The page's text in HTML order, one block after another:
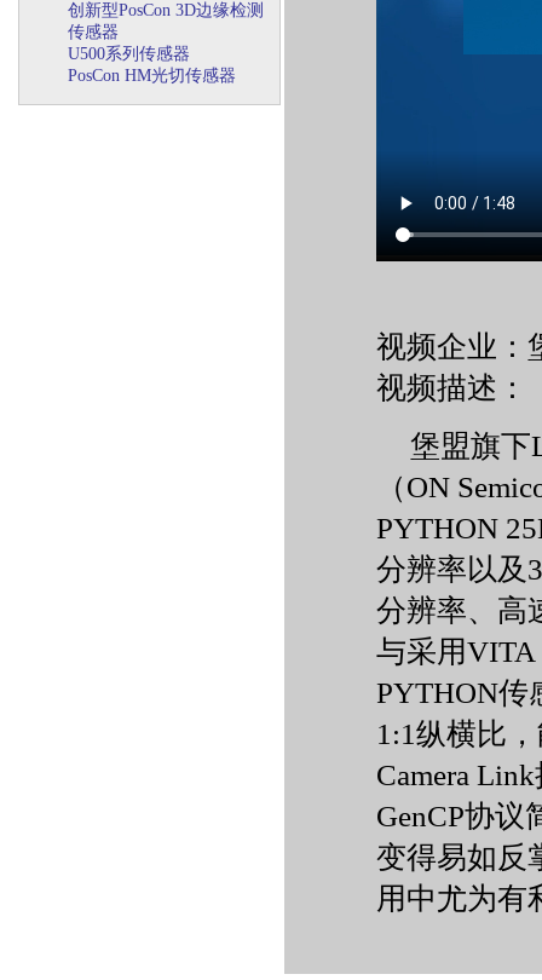
创新型PosCon 3D边缘检测
传感器
U500系列传感器
PosCon HM光切传感器
视频企业：
视频描述：
堡盟旗下
（ON
PYTHON
分辨率以及
分辨率、高
与采用
PYTHON传
1:1纵横比
Camera
GenCP协议
变得易如反
用中尤为有